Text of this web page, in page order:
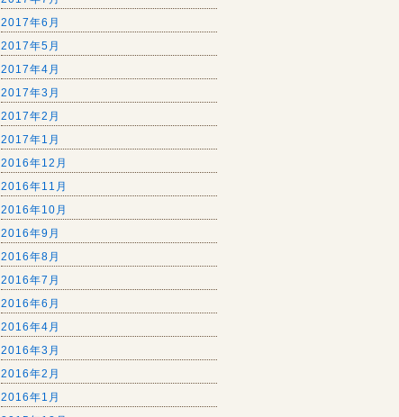
2017年6月
2017年5月
2017年4月
2017年3月
2017年2月
2017年1月
2016年12月
2016年11月
2016年10月
2016年9月
2016年8月
2016年7月
2016年6月
2016年4月
2016年3月
2016年2月
2016年1月